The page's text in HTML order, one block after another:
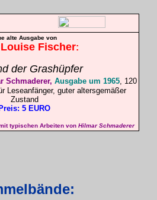
alte Ausgabe von
Fischer:
der Grashüpfer
Schmaderer, Ausgabe um 1965, 120
Leseanfänger, guter altersgemäßer
Zustand
Preis: 5 EURO
typischen Arbeiten von Hilmar Schmaderer